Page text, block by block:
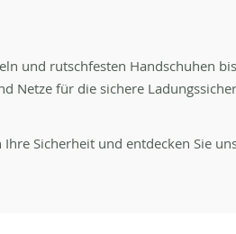
und rutschfesten Handschuhen
Netze für die sichere
Sicherheit und entdecken Sie